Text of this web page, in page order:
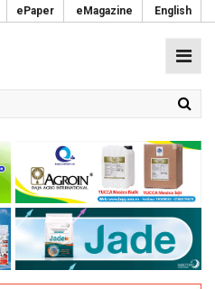
ePaper eMagazine English